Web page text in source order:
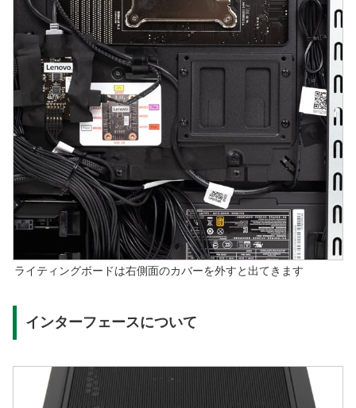
ライティングボードは右側面のカバーを外すと出てきます
インターフェースについて